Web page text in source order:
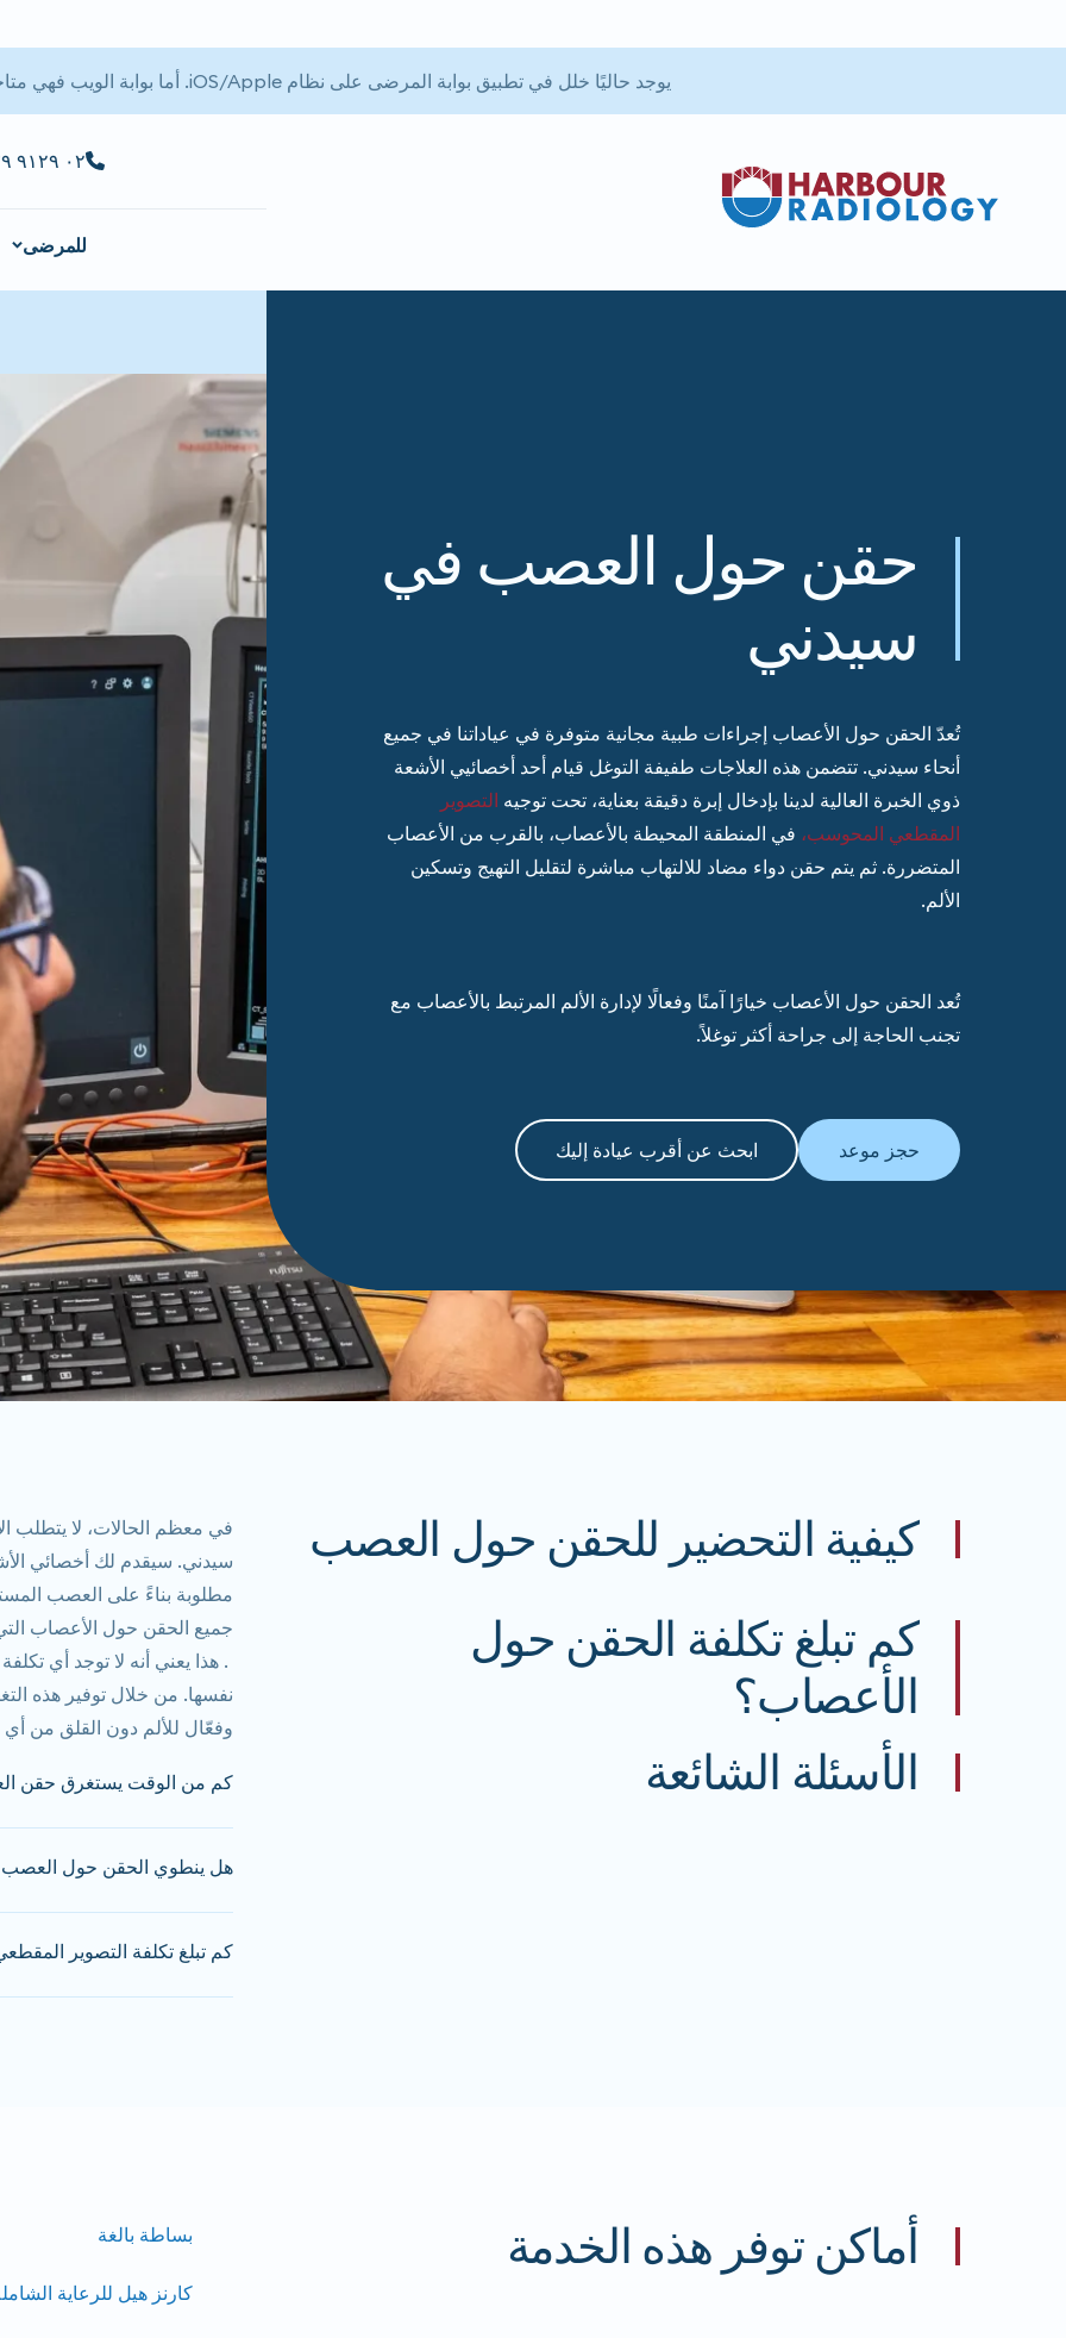
٠٢ ٩١٢٩ ٩٢٢٩
للمرضى
حقن حول العصب في
سيدني
تُعدّ الحقن حول الأعصاب إجراءات طبية مجانية متوفرة في عياداتنا في جميع
أنحاء سيدني. تتضمن هذه العلاجات طفيفة التوغل قيام أحد أخصائيي الأشعة
ذوي الخبرة العالية لدينا بإدخال إبرة دقيقة بعناية، تحت توجيه التصوير
المقطعي المحوسب، في المنطقة المحيطة بالأعصاب، بالقرب من الأعصاب
المتضررة. ثم يتم حقن دواء مضاد للالتهاب مباشرة لتقليل التهيج وتسكين
الألم.
تُعد الحقن حول الأعصاب خيارًا آمنًا وفعالًا لإدارة الألم المرتبط بالأعصاب مع
تجنب الحاجة إلى جراحة أكثر توغلاً.
حجز موعد ابحث عن أقرب عيادة إليك
كيفية التحضير للحقن حول العصب
في معظم الحالات، لا
سيدني. سيقدم لك أخصائي
مطلوبة بناءً على العصب
كم تبلغ تكلفة الحقن حول
الأعصاب؟
جميع الحقن حول الأعصاب
. هذا يعني أنه لا توجد أي
نفسها. من خلال توفير هذه
وفعّال للألم دون القلق من
الأسئلة الشائعة كم من الوقت يستغرق حقن
نفسه، وفترة مراقبة قصيرة
المحدد حسب المنطقة
للجلسة عند حجزك.
هل ينطوي الحقن حول
استخدام الإشعاع المؤين.
ممكن مع ضمان الدقة
كم تبلغ تكلفة التصوير
أماكن توفر هذه الخدمة بساطة بالغة
كارنز هيل للرعاية
يوجد حاليًا خلل في تطبيق بوابة المرضى على نظام iOS/Apple. أما بوابة الويب فهي متاحة.